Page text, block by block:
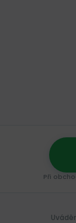
Při